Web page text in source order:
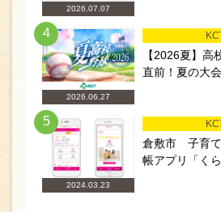
2026.07.07
4
2026.06.27
【2026夏】高
直前！夏の大
5
2024.03.23
倉敷市 子育て
帳アプリ「く